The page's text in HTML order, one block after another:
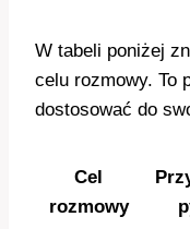
W tabeli poniżej
celu rozmowy. To
dostosować do
Cel
rozmowy